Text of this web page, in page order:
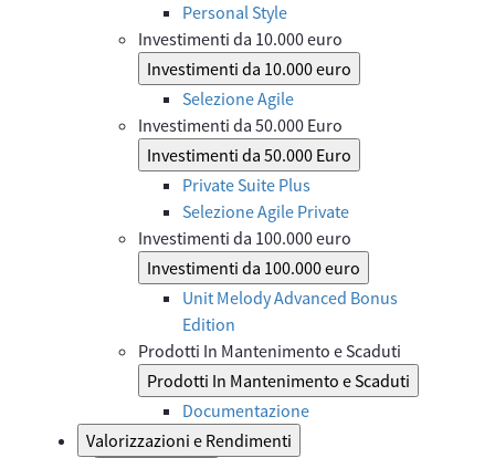
Personal Style
Investimenti da 10.000 euro
Investimenti da 10.000 euro
Selezione Agile
Investimenti da 50.000 Euro
Investimenti da 50.000 Euro
Private Suite Plus
Selezione Agile Private
Investimenti da 100.000 euro
Investimenti da 100.000 euro
Unit Melody Advanced Bonus
Edition
Prodotti In Mantenimento e Scaduti
Prodotti In Mantenimento e Scaduti
Documentazione
Valorizzazioni e Rendimenti